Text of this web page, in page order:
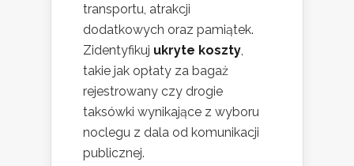
transportu, atrakcji
dodatkowych oraz pamiątek.
Zidentyfikuj ukryte koszty
takie jak opłaty za bagaż
rejestrowany czy drogie
taksówki wynikające z wyboru
noclegu z dala od komunikacji
publicznej.